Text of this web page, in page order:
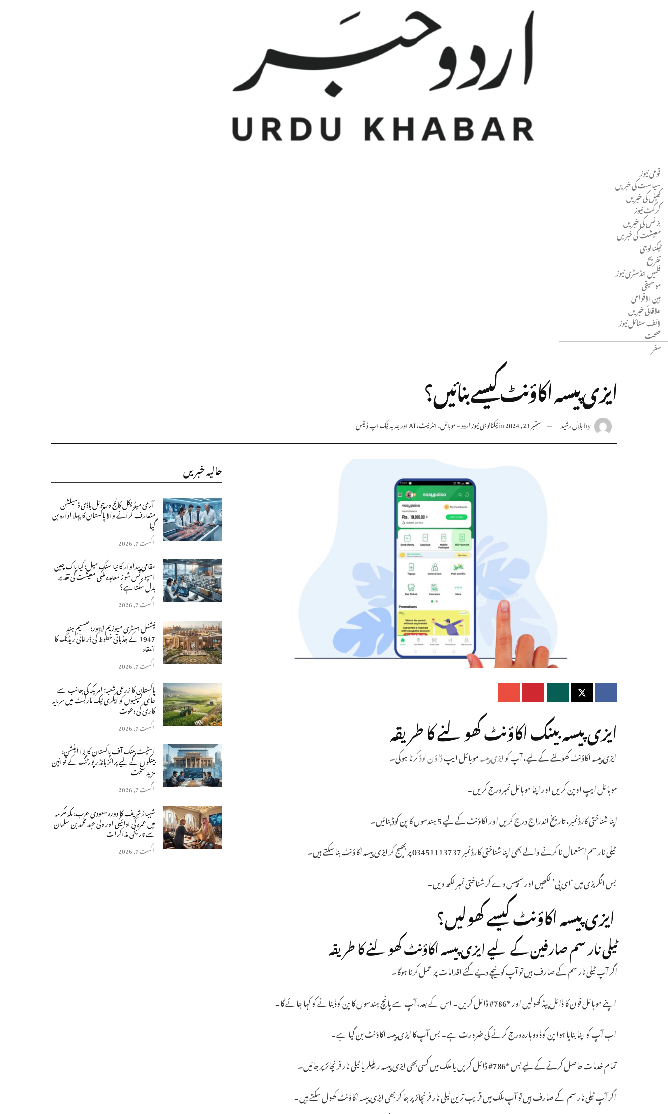
Menuقومی نیوز
سیاست کی خبریں
کھیل کی خبریں
کرکٹ نیوز
بزنس کی خبریں
معیشت کی خبریں
ٹیکنالوجی
تفریح
فلمیں انڈسٹری نیوز
موسیقی
بین الاقوامی
علاقائی خبریں
لائف سٹائل نیوز
صحت
سفر
ایزی پیسہ اکاؤنٹ کیسے بنائیں؟
byبلال رشید ستمبر 23, 2024 inٹیکنالوجی نیوز اردو – موبائل، انٹرنیٹ، AI اور جدید ٹیک اپ ڈیٹس
ایزی پیسہ بینک اکاؤنٹ کھولنے کا طریقہ
ایزی پیسہ اکاؤنٹ کھولنے کے لیے، آپ کوایزی پیسہموبائل ایپڈاؤن لوڈکرنا ہوگی۔
موبائل ایپ اوپن کریں اور اپنا موبائل نمبر درج کریں۔
اپنا شناختی کارڈ نمبر، تاریخ اندراج درج کریں اور اکاؤنٹ کے لیے 5 ہندسوں کا پن کوڈ بنائیں۔
ٹیلی نار سم استعمال نا کرنے والے بھی اپنا شناختی کارڈ نمبر 03451113737 پر بھیج کر ایزی پیسہ اکاؤنٹ بنا سکتے ہیں۔
بس انگریزی میں ‘ای پی’ لکھیں اور سپیس دے کر شناختی نمبر لکھ دیں۔
ایزی پیسہ اکاؤنٹ کیسے کھولیں؟
ٹیلی نار سم صارفین کے لیے ایزی پیسہ اکاؤنٹ کھولنے کا طریقہ
اگر آپ ٹیلی نار سم کے صارف ہیں تو آپ کو نیچے دیے گئے اقدامات پر عمل کرنا ہوگا۔
اپنے موبائل فون کا ڈائل پیڈ کھولیں اور *786# ڈائل کریں۔ اس کے بعد، آپ سے پانچ ہندسوں کا پن کوڈ بنانے کو کہا جائے گا۔
اب آپ کو اپنا بنایا ہوا پن کوڈ دوبارہ درج کرنے کی ضرورت ہے۔ بس آپ کا ایزی پیسہ اکاؤنٹ بن گیا ہے۔
تمام خدمات حاصل کرنے کے لیے بس *786# ڈائل کریں یا ملک میں کسی بھی ایزی پیسہ ریٹیلر یا ٹیلی نار فرنچائز پر جائیں۔
اگر آپ ٹیلی نار سم کے صارف ہیں تو آپ ملک میں قریب ترین ٹیلی نار فرنچائز پر جا کر بھی ایزی پیسہ اکاؤنٹ کھول سکتے ہیں۔
حالیہ خبریں
آرمی میڈیکل کالج ورچوئل باڈی ڈسیکشن
متعارف کرانے والا پاکستان کا پہلا ادارہ بن
گیا
اگست 7, 2026
مقامی پیداوار کا نیا سنگِ میل: کیا پاک چین
اسپورٹس شوز معاہدہ ملکی معیشت کی تقدیر
بدل سکتا ہے؟
اگست 7, 2026
نیشنل ہسٹری میوزیم لاہور: تقسیمِ ہند
1947 کے جذباتی خطوط کی ڈرامائی ریڈنگ کا
انعقاد
اگست 7, 2026
پاکستان کا زرعی شعبہ: امریکہ کی جانب سے
عالمی کمپنیوں کو ایگری ٹیک مارکیٹ میں سرمایہ
کاری کی دعوت
اگست 7, 2026
اسٹیٹ بینک آف پاکستان کا بڑا ایکشن:
بینکوں کے لیے پرائز بانڈ رپورٹنگ کے قوانین
مزید سخت
اگست 7, 2026
شہباز شریف کا دورہ سعودی عرب: مکہ مکرمہ
میں عمرہ کی ادائیگی اور ولی عہد محمد بن سلمان
سے تاریخی مذاکرات
اگست 7, 2026